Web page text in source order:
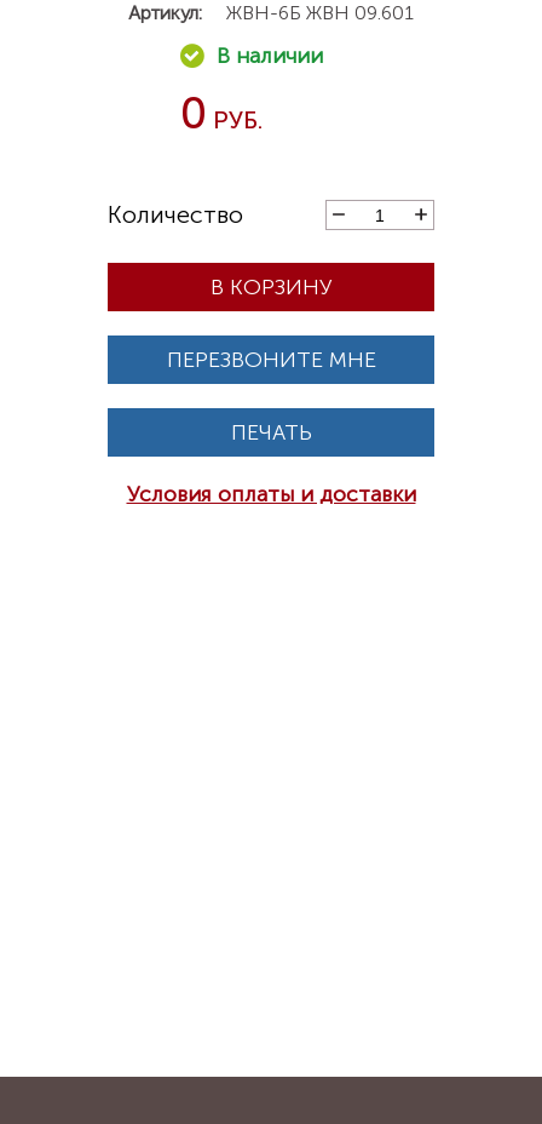
Артикул: ЖВН-6Б ЖВН 09.601
0
В КОРЗИНУ
ПЕРЕЗВОНИТЕ МНЕ
ПЕЧАТЬ
Условия оплаты и доставки